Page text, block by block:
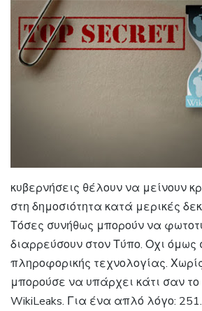
κυβερνήσεις θέλουν να μείνουν
στη δημοσιότητα κατά μερικές
Τόσες συνήθως μπορούν να
διαρρεύσουν στον Τύπο. Οχι όμως
πληροφορικής τεχνολογίας.
μπορούσε να υπάρχει κάτι σαν
WikiLeaks. Για ένα απλό λόγο: